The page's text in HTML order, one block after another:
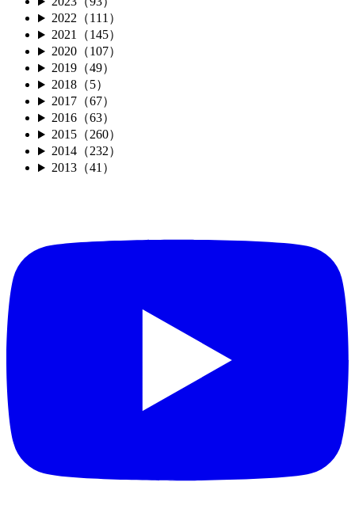
2022（111）
2021（145）
2020（107）
2019（49）
2018（5）
2017（67）
2016（63）
2015（260）
2014（232）
2013（41）